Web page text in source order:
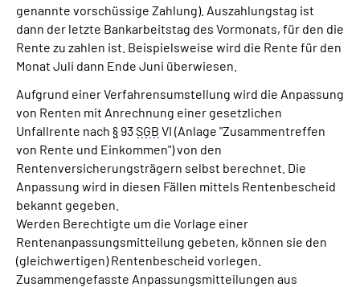
genannte vorschüssige Zahlung). Auszahlungstag ist
dann der letzte Bankarbeitstag des Vormonats, für den die
Rente zu zahlen ist. Beispielsweise wird die Rente für den
Monat Juli dann Ende Juni überwiesen.
Aufgrund einer Verfahrensumstellung wird die Anpassung
von Renten mit Anrechnung einer gesetzlichen
Unfallrente nach § 93SGB VI (Anlage "Zusammentreffen
von Rente und Einkommen") von den
Rentenversicherungsträgern selbst berechnet. Die
Anpassung wird in diesen Fällen mittels Rentenbescheid
bekannt gegeben.
Werden Berechtigte um die Vorlage einer
Rentenanpassungsmitteilung gebeten, können sie den
(gleichwertigen) Rentenbescheid vorlegen.
Zusammengefasste Anpassungsmitteilungen aus